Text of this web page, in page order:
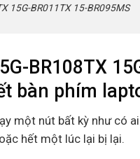
15G-BR011TX 15-BR095MS
BR108TX
bàn phím
một nút bất kỳ như có
hết một lúc lại bị lại.